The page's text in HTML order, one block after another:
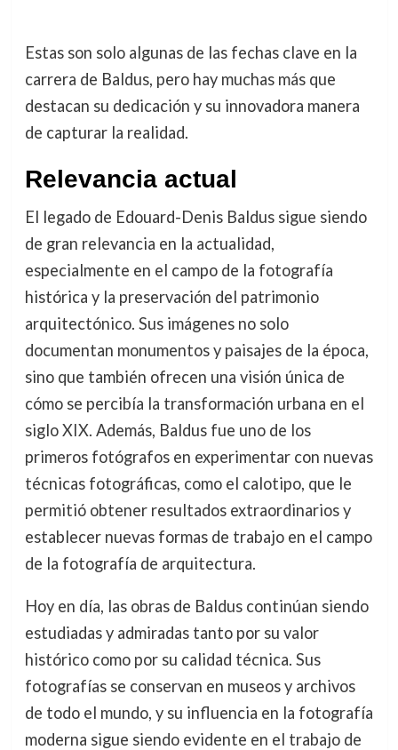
Estas son solo algunas de las fechas clave en la
carrera de Baldus, pero hay muchas más que
destacan su dedicación y su innovadora manera
de capturar la realidad.
Relevancia actual
El legado de Edouard-Denis Baldus sigue siendo
de gran relevancia en la actualidad,
especialmente en el campo de la fotografía
histórica y la preservación del patrimonio
arquitectónico. Sus imágenes no solo
documentan monumentos y paisajes de la época,
sino que también ofrecen una visión única de
cómo se percibía la transformación urbana en el
siglo XIX. Además, Baldus fue uno de los
primeros fotógrafos en experimentar con nuevas
técnicas fotográficas, como el calotipo, que le
permitió obtener resultados extraordinarios y
establecer nuevas formas de trabajo en el campo
de la fotografía de arquitectura.
Hoy en día, las obras de Baldus continúan siendo
estudiadas y admiradas tanto por su valor
histórico como por su calidad técnica. Sus
fotografías se conservan en museos y archivos
de todo el mundo, y su influencia en la fotografía
moderna sigue siendo evidente en el trabajo de